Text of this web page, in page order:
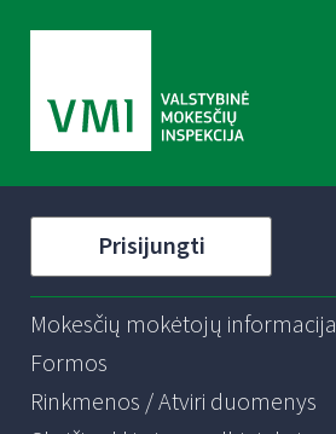
Prisijungti
Mokesčių mokėtojų informacija
Formos
Rinkmenos / Atviri duomenys